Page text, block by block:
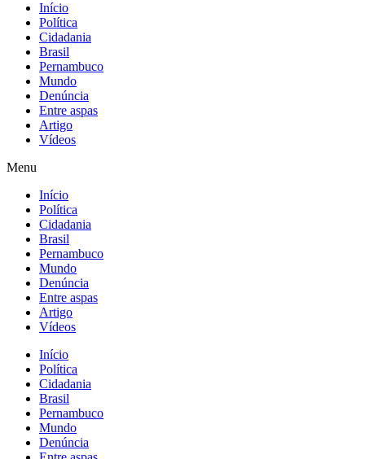
Início
Política
Cidadania
Brasil
Pernambuco
Mundo
Denúncia
Entre aspas
Artigo
Vídeos
Menu
Início
Política
Cidadania
Brasil
Pernambuco
Mundo
Denúncia
Entre aspas
Artigo
Vídeos
Início
Política
Cidadania
Brasil
Pernambuco
Mundo
Denúncia